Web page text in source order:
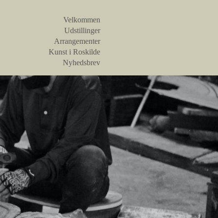
Velkommen
Udstillinger
Arrangementer
Kunst i Roskilde
Nyhedsbrev